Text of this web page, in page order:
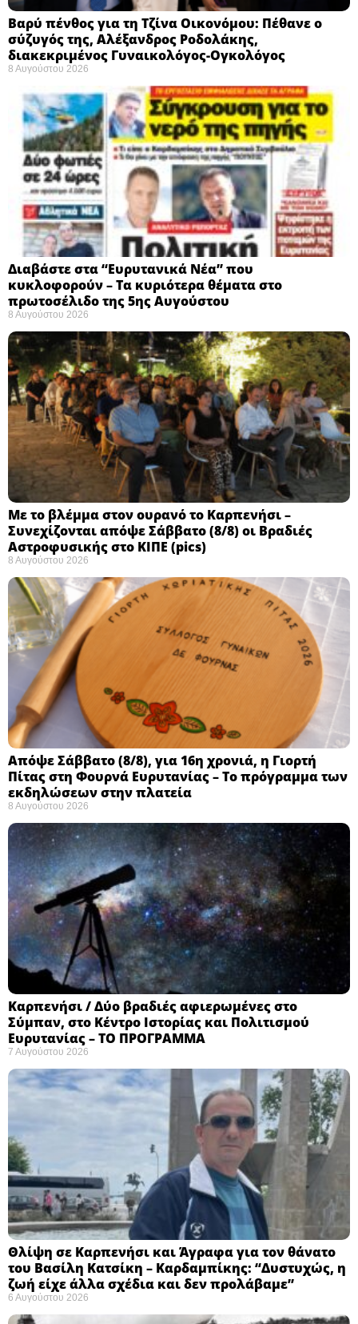
Βαρύ πένθος για τη Τζίνα Οικονόμου: Πέθανε ο
σύζυγός της, Αλέξανδρος Ροδολάκης,
διακεκριμένος Γυναικολόγος-Ογκολόγος
8 Αυγούστου 2026
Διαβάστε στα “Ευρυτανικά Νέα” που
κυκλοφορούν – Τα κυριότερα θέματα στο
πρωτοσέλιδο της 5ης Αυγούστου
8 Αυγούστου 2026
Με το βλέμμα στον ουρανό το Καρπενήσι –
Συνεχίζονται απόψε Σάββατο (8/8) οι Βραδιές
Αστροφυσικής στο ΚΙΠΕ (pics)
8 Αυγούστου 2026
Απόψε Σάββατο (8/8), για 16η χρονιά, η Γιορτή
Πίτας στη Φουρνά Ευρυτανίας – Το πρόγραμμα των
εκδηλώσεων στην πλατεία
8 Αυγούστου 2026
Καρπενήσι / Δύο βραδιές αφιερωμένες στο
Σύμπαν, στο Κέντρο Ιστορίας και Πολιτισμού
Ευρυτανίας – ΤΟ ΠΡΟΓΡΑΜΜΑ
7 Αυγούστου 2026
Θλίψη σε Καρπενήσι και Άγραφα για τον θάνατο
του Βασίλη Κατσίκη – Καρδαμπίκης: “Δυστυχώς, η
ζωή είχε άλλα σχέδια και δεν προλάβαμε”
6 Αυγούστου 2026